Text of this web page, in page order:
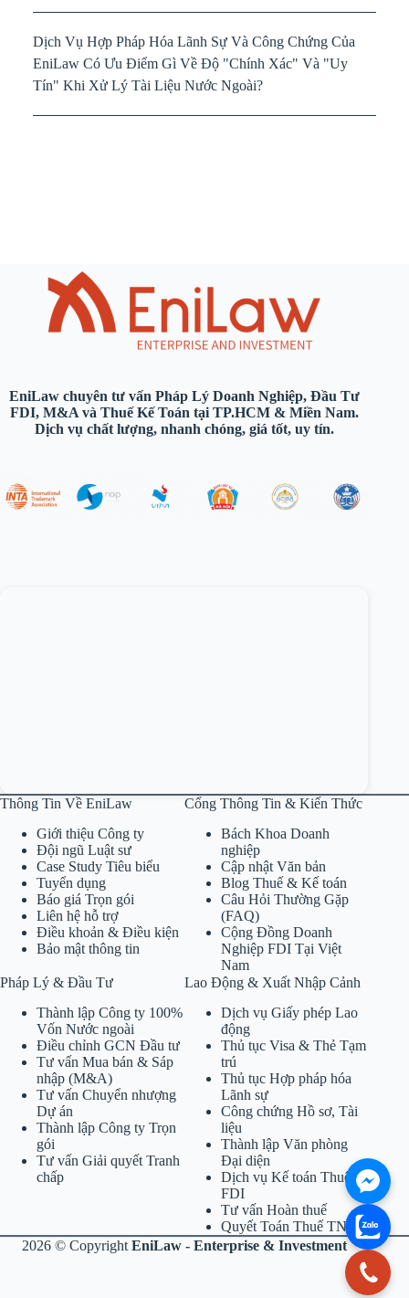
Dịch Vụ Hợp Pháp Hóa Lãnh Sự Và Công Chứng Của
EniLaw Có Ưu Điểm Gì Về Độ "Chính Xác" Và "Uy
Tín" Khi Xử Lý Tài Liệu Nước Ngoài?
EniLaw chuyên tư vấn Pháp Lý Doanh Nghiệp, Đầu Tư
FDI, M&A và Thuế Kế Toán tại TP.HCM & Miền Nam.
Dịch vụ chất lượng, nhanh chóng, giá tốt, uy tín.
Thông Tin Về EniLaw
Giới thiệu Công ty
Đội ngũ Luật sư
Case Study Tiêu biểu
Tuyển dụng
Báo giá Trọn gói
Liên hệ hỗ trợ
Điều khoản & Điều kiện
Bảo mật thông tin
Cổng Thông Tin & Kiến Thức
Bách Khoa Doanh
nghiệp
Cập nhật Văn bản
Blog Thuế & Kế toán
Câu Hỏi Thường Gặp
(FAQ)
Cộng Đồng Doanh
Nghiệp FDI Tại Việt
Nam
Pháp Lý & Đầu Tư
Thành lập Công ty 100%
Vốn Nước ngoài
Điều chỉnh GCN Đầu tư
Tư vấn Mua bán & Sáp
nhập (M&A)
Tư vấn Chuyển nhượng
Dự án
Thành lập Công ty Trọn
gói
Tư vấn Giải quyết Tranh
chấp
Lao Động & Xuất Nhập Cảnh
Dịch vụ Giấy phép Lao
động
Thủ tục Visa & Thẻ Tạm
trú
Thủ tục Hợp pháp hóa
Lãnh sự
Công chứng Hồ sơ, Tài
liệu
Thành lập Văn phòng
Đại diện
Dịch vụ Kế toán Thuế
FDI
Tư vấn Hoàn thuế
Quyết Toán Thuế TNCN
2026 © Copyright EniLaw - Enterprise & Investment